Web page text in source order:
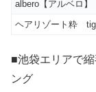
albero【アルベロ】
ヘアリゾート粋
■池袋エリアで
ング